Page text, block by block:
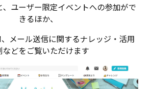
、ユーザー限定イベントへの参加がで
きるほか、
、メール送信に関するナレッジ・活用
などをご覧いただけます